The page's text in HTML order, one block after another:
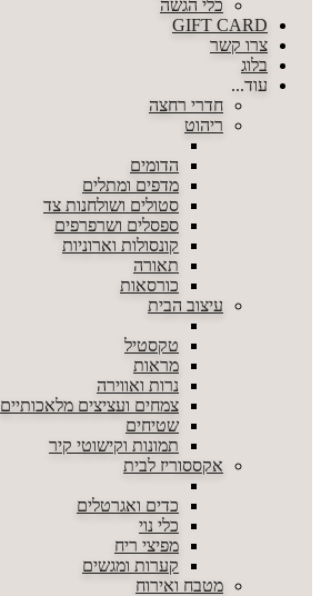
כלי הגשה
GIFT CARD
צרו קשר
בלוג
עוד...
חדרי רחצה
ריהוט
הדומים
מדפים ומתלים
סטולים ושולחנות צד
ספסלים ושרפרפים
קונסולות וארוניות
תאורה
כורסאות
עיצוב הבית
טקסטיל
מראות
נרות ואווירה
צמחים ועציצים מלאכותיים
שטיחים
תמונות וקישוטי קיר
אקססוריז לבית
כדים ואגרטלים
כלי נוי
מפיצי ריח
קערות ומגשים
מטבח ואירוח